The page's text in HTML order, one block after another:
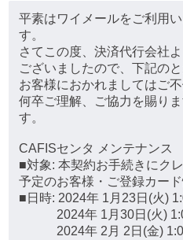
平素はワイメールをご利用
す。
さてこの度、決済代行会社
ございましたので、下記の
お客様におかれましてはご
何卒ご理解、ご協力を賜り
す。
CAFISセンタ メンテナンス
■対象: 本契約お手続きにク
予定のお客様・ご登録カー
■日時: 2024年 1月23日(火)
2024年 1月30日(火)
2024年 2月 2日(金)